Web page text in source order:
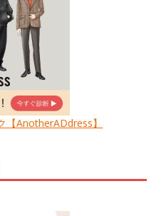
【AnotherADdress】